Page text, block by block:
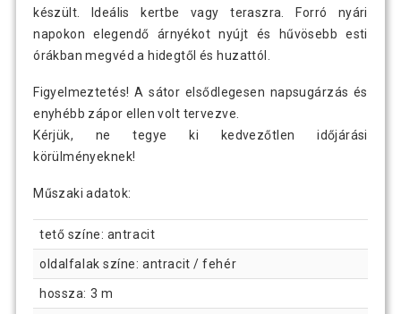
készült. Ideális kertbe vagy teraszra. Forró nyári
napokon elegendő árnyékot nyújt és hűvösebb esti
órákban megvéd a hidegtől és huzattól.
Figyelmeztetés! A sátor elsődlegesen napsugárzás és
enyhébb zápor ellen volt tervezve.
Kérjük, ne tegye ki kedvezőtlen időjárási
körülményeknek!
Műszaki adatok:
tető színe: antracit
oldalfalak színe: antracit / fehér
hossza: 3 m